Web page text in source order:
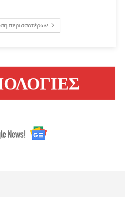
περισσοτέρων